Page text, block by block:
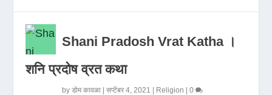
Shani Pradosh Vrat Katha ।
शनि प्रदोष व्रत कथा
byडोम कावळा |सप्टेंबर 4, 2021 Religion |0